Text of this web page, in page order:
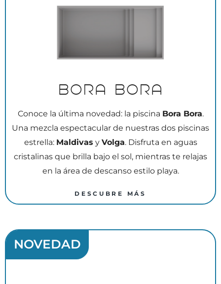
Bora Bora
Conoce la última novedad: la piscina Bora Bora.
Una mezcla espectacular de nuestras dos piscinas
estrella: Maldivas y Volga. Disfruta en aguas
cristalinas que brilla bajo el sol, mientras te relajas
en la área de descanso estilo playa.
DESCUBRE MÁS
NOVEDAD